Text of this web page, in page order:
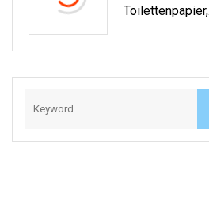
Toilettenpapier,
Damenbinden